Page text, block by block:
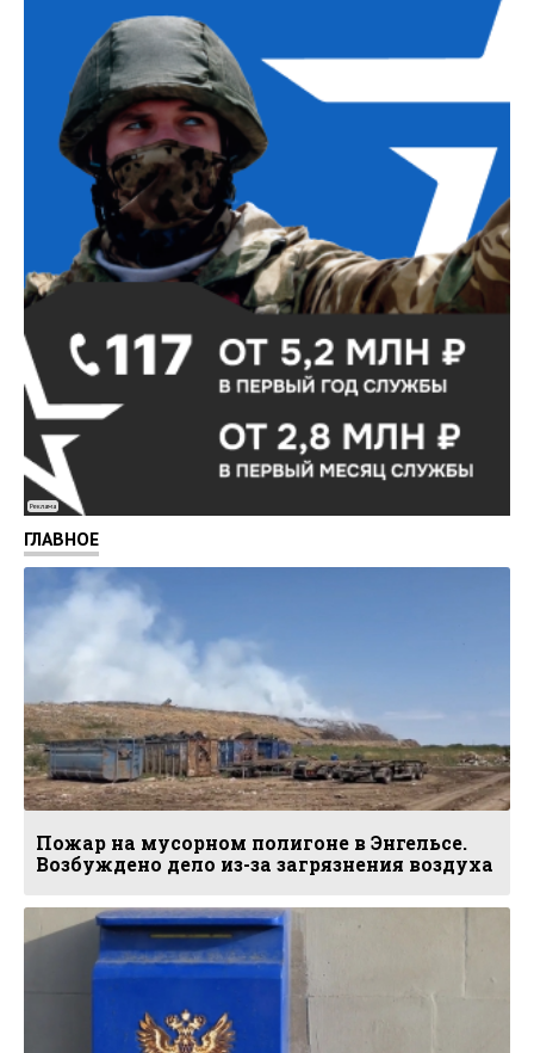
Реклама
ГЛАВНОЕ
Пожар на мусорном полигоне в Энгельсе.
Возбуждено дело из-за загрязнения воздуха